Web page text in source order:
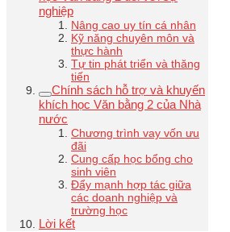
nghiệp
Nâng cao uy tín cá nhân
Kỹ năng chuyên môn và
thực hành
Tự tin phát triển và thăng
tiến
Chính sách hỗ trợ và khuyến
khích học Văn bằng 2 của Nhà
nước
Chương trình vay vốn ưu
đãi
Cung cấp học bổng cho
sinh viên
Đẩy mạnh hợp tác giữa
các doanh nghiệp và
trường học
Lời kết